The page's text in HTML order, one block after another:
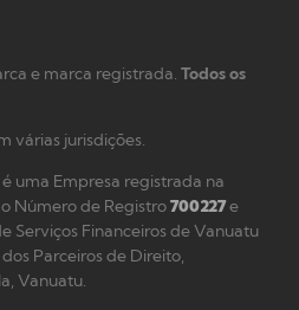
e marca registrada. Todos os
várias jurisdições.
é uma Empresa registrada na
Número de Registro700227e
Serviços Financeiros de Vanuatu
Parceiros de Direito,
Vanuatu.